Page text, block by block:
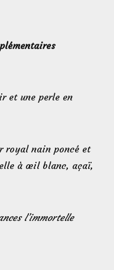
et une perle en
royal nain poncé et
à œil blanc, açaï,
l’immortelle